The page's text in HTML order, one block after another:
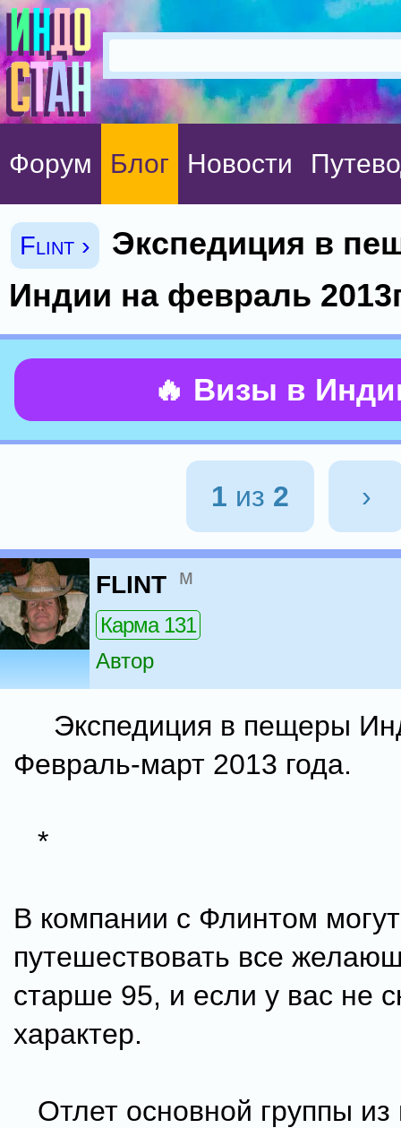
Форум Блог Новости
Flint ›
Экспедиция в
Индии на февраль
🔥 Визы в
1 из 2 ›
FLINT м
Карма 131
Автор
Экспедиция в пещеры
Февраль-март 2013 года.
*
В компании с Флинтом могут
путешествовать все
старше 95, и если у вас не
характер.
Отлет основной группы